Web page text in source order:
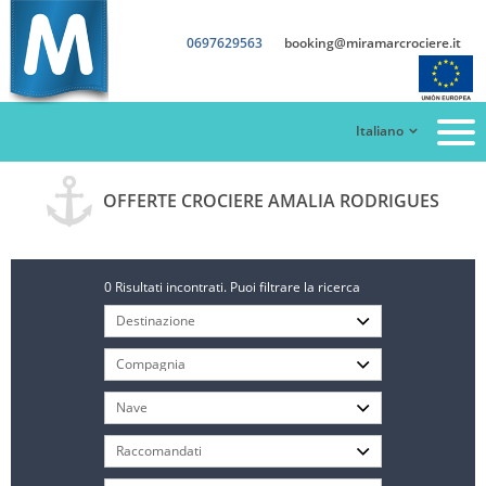
0697629563 booking@miramarcrociere.it
Italiano
OFFERTE CROCIERE AMALIA RODRIGUES
0 Risultati incontrati. Puoi filtrare la ricerca